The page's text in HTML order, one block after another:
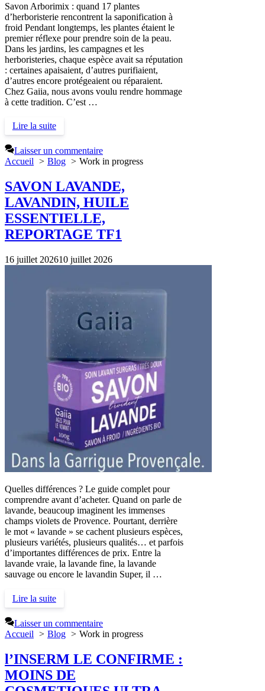
Savon Arborimix : quand 17 plantes
d’herboristerie rencontrent la saponification à
froid Pendant longtemps, les plantes étaient le
premier réflexe pour prendre soin de la peau.
Dans les jardins, les campagnes et les
herboristeries, chaque espèce avait sa réputation
: certaines apaisaient, d’autres purifiaient,
d’autres encore protégeaient ou réparaient.
Chez Gaiia, nous avons voulu rendre hommage
à cette tradition. C’est …
Lire la suite
Laisser un commentaire
Accueil
Blog Work in progress
SAVON LAVANDE,
LAVANDIN, HUILE
ESSENTIELLE,
REPORTAGE TF1
16 juillet 202610 juillet 2026
Quelles différences ? Le guide complet pour
comprendre avant d’acheter. Quand on parle de
lavande, beaucoup imaginent les immenses
champs violets de Provence. Pourtant, derrière
le mot « lavande » se cachent plusieurs espèces,
plusieurs variétés, plusieurs qualités… et parfois
d’importantes différences de prix. Entre la
lavande vraie, la lavande fine, la lavande
sauvage ou encore le lavandin Super, il …
Lire la suite
Laisser un commentaire
Accueil
Blog Work in progress
l’INSERM LE CONFIRME :
MOINS DE